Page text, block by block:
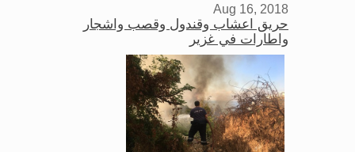
Aug 16, 2018
حريق اعشاب وقندول وقصب واشجار
واطارات في غزير